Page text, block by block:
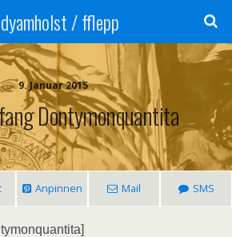
/ fflepp
9. Januar 2015
Dontymonquantita
Anpinnen Mail SMS